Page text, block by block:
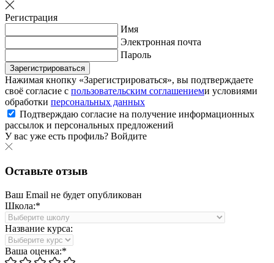
Регистрация
Имя
Электронная почта
Пароль
Зарегистрироваться
Нажимая кнопку «Зарегистрироваться», вы подтверждаете
своё согласие с пользовательским соглашениеми условиями
обработки персональных данных
Подтверждаю согласие на получение информационных
рассылок и персональных предложений
У вас уже есть профиль? Войдите
Оставьте отзыв
Ваш Email не будет опубликован
Школа:*
Название курса:
Ваша оценка:*